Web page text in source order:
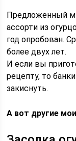
Предложенный
ассорти из
год опробован.
более двух лет.
И если вы
рецепту, то
закиснуть.
А вот другие